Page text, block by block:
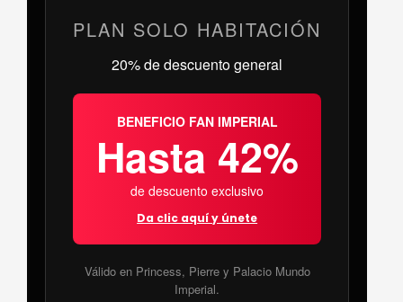
PLAN SOLO HABITACIÓN
20% de descuento general
BENEFICIO FAN IMPERIAL
Hasta 42%
de descuento exclusivo
Da clic aquí y únete
Válido en Princess, Pierre y Palacio Mundo
Imperial.